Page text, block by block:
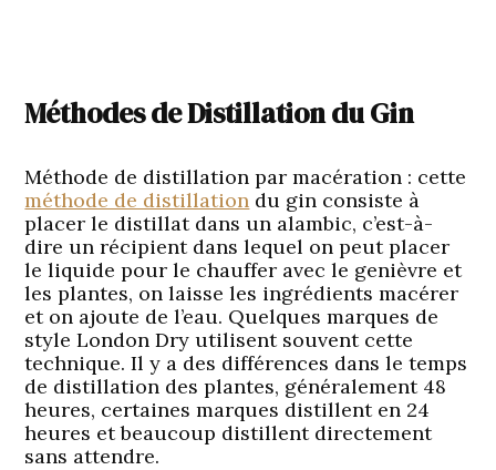
Méthodes de Distillation du Gin
Méthode de distillation par macération : cette
méthode de distillation du gin consiste à
placer le distillat dans un alambic, c’est-à-
dire un récipient dans lequel on peut placer
le liquide pour le chauffer avec le genièvre et
les plantes, on laisse les ingrédients macérer
et on ajoute de l’eau. Quelques marques de
style London Dry utilisent souvent cette
technique. Il y a des différences dans le temps
de distillation des plantes, généralement 48
heures, certaines marques distillent en 24
heures et beaucoup distillent directement
sans attendre.